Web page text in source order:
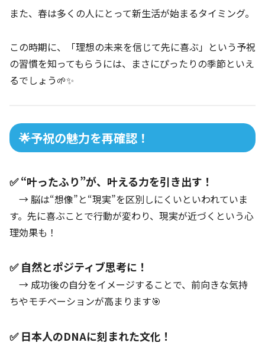
また、春は多くの人にとって新生活が始まるタイミング。
この時期に、「理想の未来を信じて先に喜ぶ」という予祝
の習慣を知ってもらうには、まさにぴったりの季節といえ
るでしょう🌱✨
🌟予祝の魅力を再確認！
✅ “叶ったふり”が、叶える力を引き出す！
→ 脳は“想像”と“現実”を区別しにくいといわれていま
す。先に喜ぶことで行動が変わり、現実が近づくという心
理効果も！
✅ 自然とポジティブ思考に！
→ 成功後の自分をイメージすることで、前向きな気持
ちやモチベーションが高まります🎯
✅ 日本人のDNAに刻まれた文化！